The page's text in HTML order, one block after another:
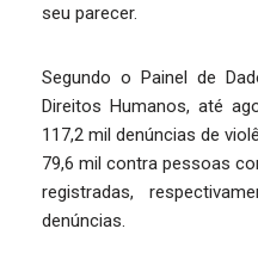
seu parecer.
Segundo o Painel de
Direitos Humanos, até
117,2 mil denúncias de
79,6 mil contra pessoas
registradas,
denúncias.